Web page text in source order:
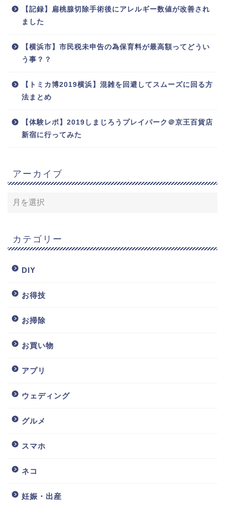
【記録】扁桃腺切除手術後にアレルギー数値が改善され
ました
【横浜市】市民税未申告の為保育料が最高額ってどうい
う事？？
【トミカ博2019横浜】混雑を回避してスムーズに回る方
法まとめ
【体験レポ】2019しまじろうプレイパーク＠京王百貨店
新宿に行ってみた
アーカイブ
カテゴリー
DIY
お得技
お掃除
お買い物
アプリ
ウェディング
グルメ
スマホ
ネコ
妊娠・出産